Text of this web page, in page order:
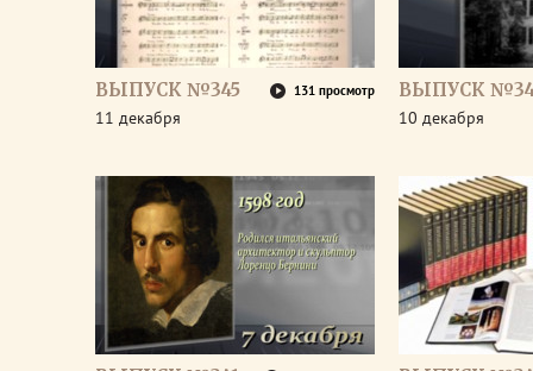
ВЫПУСК №345 131 просмотр
11 декабря
ВЫПУСК
10 декабря